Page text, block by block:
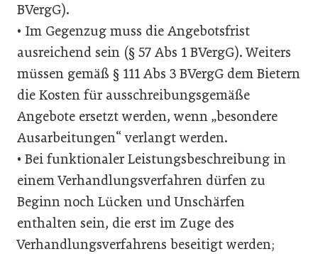
BVergG).
• Im Gegenzug muss die Angebotsfrist
ausreichend sein (§ 57 Abs 1 BVergG). Weiters
müssen gemäß § 111 Abs 3 BVergG dem Bietern
die Kosten für ausschreibungsgemäße
Angebote ersetzt werden, wenn „besondere
Ausarbeitungen“ verlangt werden.
• Bei funktionaler Leistungsbeschreibung in
einem Verhandlungsverfahren dürfen zu
Beginn noch Lücken und Unschärfen
enthalten sein, die erst im Zuge des
Verhandlungsverfahrens beseitigt werden;